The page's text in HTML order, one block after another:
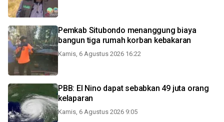
Pemkab Situbondo menanggung biaya
bangun tiga rumah korban kebakaran
Kamis, 6 Agustus 2026 16:22
PBB: El Nino dapat sebabkan 49 juta orang
kelaparan
Kamis, 6 Agustus 2026 9:05